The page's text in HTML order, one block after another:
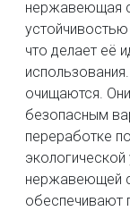
нержавеющая
что делает её
очищаются.
безопасным
переработке
нержавеющей
обеспечивают